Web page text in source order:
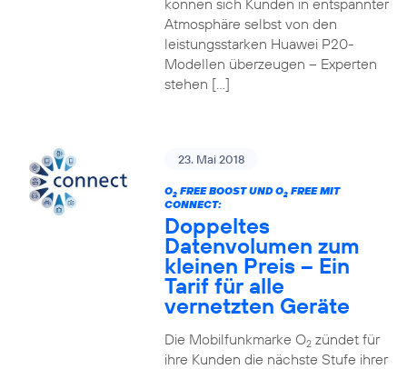
können sich Kunden in entspannter
Atmosphäre selbst von den
leistungsstarken Huawei P20-
Modellen überzeugen – Experten
stehen […]
23. Mai 2018
O2FREE BOOST UND O2FREE MIT
CONNECT:
Doppeltes
Datenvolumen zum
kleinen Preis – Ein
Tarif für alle
vernetzten Geräte
Die Mobilfunkmarke O2zündet für
ihre Kunden die nächste Stufe ihrer